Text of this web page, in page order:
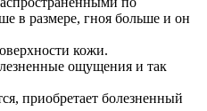
в размере, гноя больше и он
кожи.
ощущения и так
приобретает болезненный